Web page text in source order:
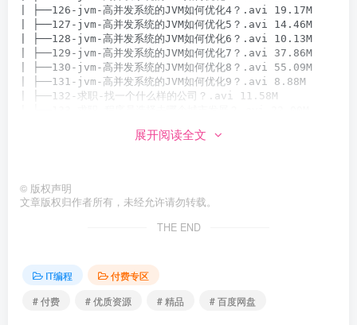
| ├──126-jvm-高并发系统的JVM如何优化4？.avi 19.17M
| ├──127-jvm-高并发系统的JVM如何优化5？.avi 14.46M
| ├──128-jvm-高并发系统的JVM如何优化6？.avi 10.13M
| ├──129-jvm-高并发系统的JVM如何优化7？.avi 37.86M
| ├──130-jvm-高并发系统的JVM如何优化8？.avi 55.09M
| ├──131-jvm-高并发系统的JVM如何优化9？.avi 8.88M
| ├──132-求职-找一个什么样的公司？.avi 11.58M
| ├──135-求职-普通学校进大厂难吗？.avi 10.89M
| ├──138-求职-面试怎么准备？.avi 15.35M
| ├──139-简历-制作简历的总体要求？.avi 20.40M
| ├──140-简历-简历整体结构？.avi 22.90M
| ├──141-简历-简历中的专业技能如何编写？.avi 36.96M
| ├──144-MySQL-MySQL支持哪些存储引擎？.avi 22.36M
| ├──145-MySQL-MySQL是如何执行一条SQL语句的？.avi 24.66M
| ├──146-MySQL-MySQL数据库InnoDB存储引擎是如何工作的？
| ├──147-MySQL-如果要对数据库进行优化，该怎么优化？.avi
展开阅读全文
© 版权声明
文章版权归作者所有，未经允许请勿转载。
THE END
IT编程
付费专区
# 付费
# 优质资源 # 精品 # 百度网盘